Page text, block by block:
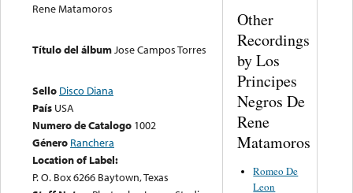
Rene Matamoros
Título del álbumJose Campos Torres
Sello Disco Diana
País USA
Numero de Catalogo 1002
Género Ranchera
Location of Label:
P. O. Box 6266 Baytown, Texas
Other
Recordings
by Los
Principes
Negros De
Rene
Matamoros
Romeo De
Leon